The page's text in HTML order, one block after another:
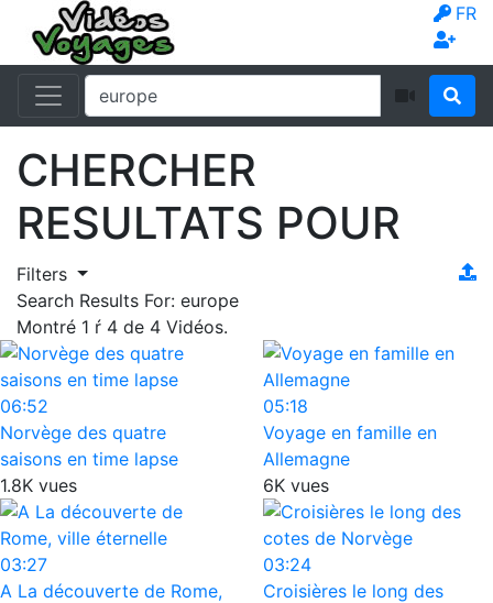
FR
CHERCHER
RESULTATS POUR
Filters
Search Results For: europe
Montré 1 ŕ 4 de 4 Vidéos.
06:52
Norvège des quatre
saisons en time lapse
1.8K vues
05:18
Voyage en famille en
Allemagne
6K vues
03:27
A La découverte de Rome,
03:24
Croisières le long des